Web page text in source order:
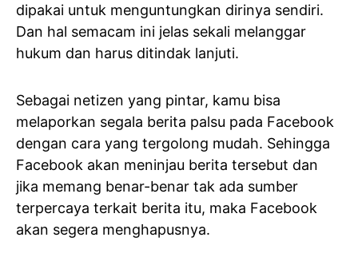
dipakai untuk menguntungkan dirinya sendiri.
Dan hal semacam ini jelas sekali melanggar
hukum dan harus ditindak lanjuti.
Sebagai netizen yang pintar, kamu bisa
melaporkan segala berita palsu pada Facebook
dengan cara yang tergolong mudah. Sehingga
Facebook akan meninjau berita tersebut dan
jika memang benar-benar tak ada sumber
terpercaya terkait berita itu, maka Facebook
akan segera menghapusnya.